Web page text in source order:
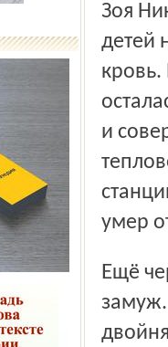
Зоя
детей
и
умер
Ещё через четыре года Зоя Николаевна вновь вышла
замуж.